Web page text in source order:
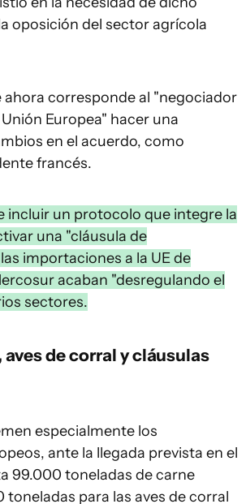
oposición del sector agrícola
ahora corresponde al "negociador
Europea" hacer una
en el acuerdo, como
francés.
incluir un protocolo que integre la
una "cláusula de
importaciones a la UE de
acaban "desregulando el
sectores.
de corral y cláusulas
especialmente los
ante la llegada prevista en el
99.000 toneladas de carne
toneladas para las aves de corral